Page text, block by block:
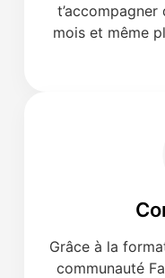
mois et même
Grâce à la
communauté